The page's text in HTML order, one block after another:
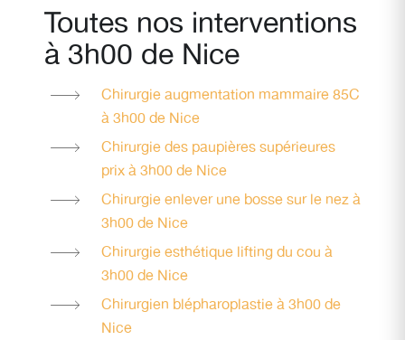
Toutes nos interventions
à 3h00 de Nice
Chirurgie augmentation mammaire 85C
à 3h00 de Nice
Chirurgie des paupières supérieures
prix à 3h00 de Nice
Chirurgie enlever une bosse sur le nez à
3h00 de Nice
Chirurgie esthétique lifting du cou à
3h00 de Nice
Chirurgien blépharoplastie à 3h00 de
Nice